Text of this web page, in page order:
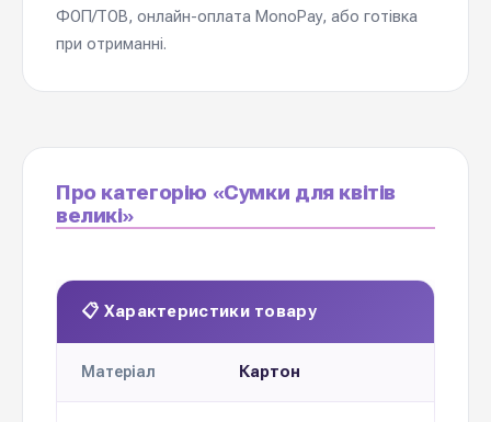
ФОП/ТОВ, онлайн-оплата MonoPay, або готівка
при отриманні.
Про категорію «Сумки для квітів
великі»
📋 Характеристики товару
Матеріал Картон